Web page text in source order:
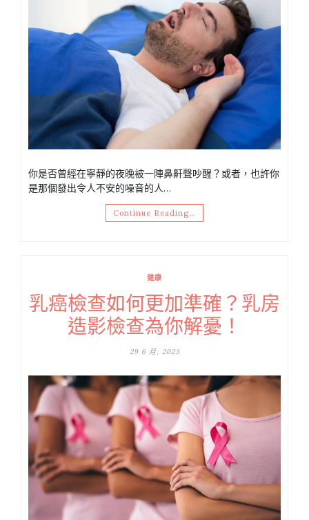
你是否曾經在寧靜的夜晚被一陣鼻鼾聲吵醒？或者，也許你
是那個發出令人不安的噪音的人…
Continue Reading…
健康
乳癌檢查如何更加準確？乳房
造影檢查為你解憂！
29 6 月, 2023